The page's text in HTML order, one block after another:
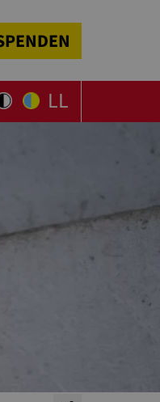
LL